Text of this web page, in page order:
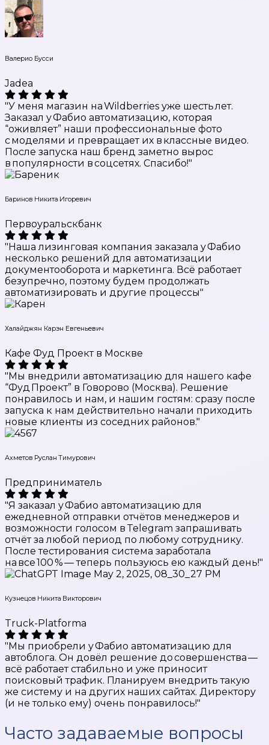
Валерио Бусси
Jadea
"У меня магазин на Wildberries уже шесть лет.
Заказал у Фабио автоматизацию, которая
“оживляет” наши профессиональные фото
с моделями и превращает их в классные видео.
После запуска наш бренд заметно вырос
в популярности в соцсетях. Спасибо!"
Баринов Никита Игоревич
Первоуральскбанк
"Наша лизинговая компания заказала у Фабио
несколько решений для автоматизации
документооборота и маркетинга. Всё работает
безупречно, поэтому будем продолжать
автоматизировать и другие процессы"
Халайджян Карэн Евгеньевич
Кафе Фуд Проект в Москве
"Мы внедрили автоматизацию для нашего кафе
“Фуд Проект” в Говорово (Москва). Решение
понравилось и нам, и нашим гостям: сразу после
запуска к нам действительно начали приходить
новые клиенты из соседних районов."
Ахметов Руслан Тимурович
Предприниматель
"Я заказал у Фабио автоматизацию для
ежедневной отправки отчётов менеджеров и
возможности голосом в Telegram запрашивать
отчёт за любой период по любому сотруднику.
После тестирования система заработала
на все 100 % — теперь пользуюсь ею каждый день!"
Кузнецов Никита Викторович
Truck-Platforma
"Мы приобрели у Фабио автоматизацию для
автоблога. Он довёл решение до совершенства —
всё работает стабильно и уже приносит
поисковый трафик. Планируем внедрить такую
же систему и на других наших сайтах. Директору
(и не только ему) очень понравилось!"
Часто задаваемые вопросы